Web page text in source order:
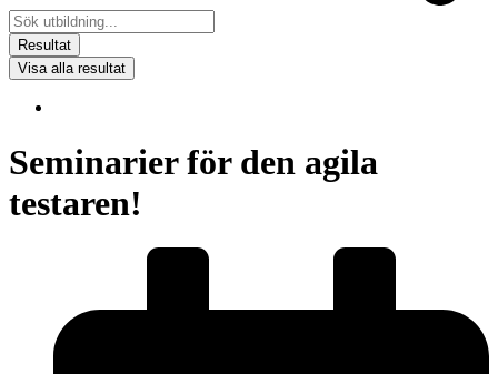
Resultat
Visa alla resultat
Seminarier för den agila
testaren!